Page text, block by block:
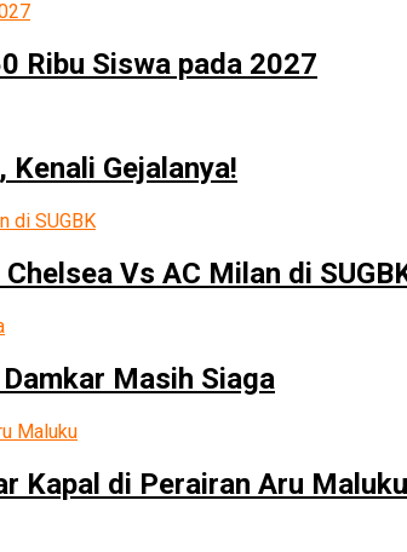
Ribu Siswa pada 2027
Gejalanya!
Vs AC Milan di
Masih Siaga
Kapal di Perairan Aru Maluku